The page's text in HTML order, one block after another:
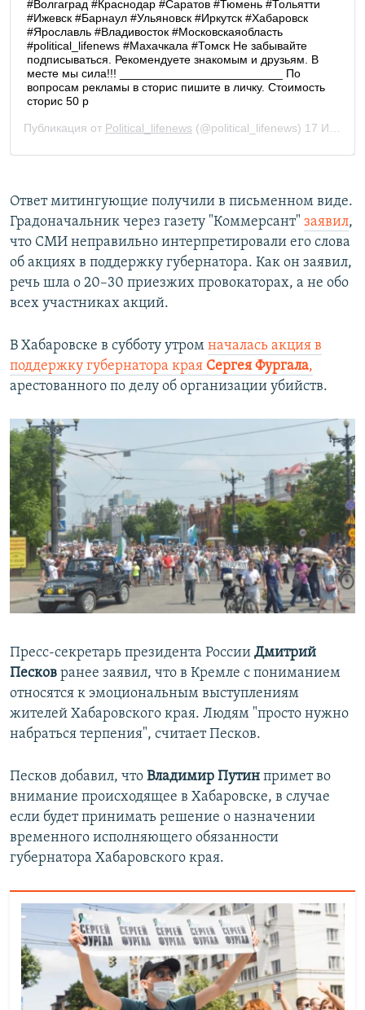
Ответ митингующие получили в письменном виде.
Градоначальник через газету "Коммерсант" заявил,
что СМИ неправильно интерпретировали его слова
об акциях в поддержку губернатора. Как он заявил,
речь шла о 20–30 приезжих провокаторах, а не обо
всех участниках акций.
В Хабаровске в субботу утром началась акция в
поддержку губернатора края Сергея Фургала,
арестованного по делу об организации убийств.
Пресс-секретарь президента России Дмитрий
Песков ранее заявил, что в Кремле с пониманием
относятся к эмоциональным выступлениям
жителей Хабаровского края. Людям "просто нужно
набраться терпения", считает Песков.
Песков добавил, что Владимир Путин примет во
внимание происходящее в Хабаровске, в случае
если будет принимать решение о назначении
временного исполняющего обязанности
губернатора Хабаровского края.